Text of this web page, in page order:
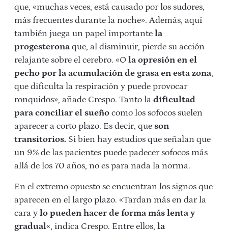
que, «muchas veces, está causado por los sudores,
más frecuentes durante la noche». Además, aquí
también juega un papel importante la
progesterona que, al disminuir, pierde su acción
relajante sobre el cerebro. «O la opresión en el
pecho por la acumulación de grasa en esta zona,
que dificulta la respiración y puede provocar
ronquidos», añade Crespo. Tanto la dificultad
para conciliar el sueño como los sofocos suelen
aparecer a corto plazo. Es decir, que son
transitorios. Si bien hay estudios que señalan que
un 9% de las pacientes puede padecer sofocos más
allá de los 70 años, no es para nada la norma.
En el extremo opuesto se encuentran los signos que
aparecen en el largo plazo. «Tardan más en dar la
cara y lo pueden hacer de forma más lenta y
gradual«, indica Crespo. Entre ellos, la